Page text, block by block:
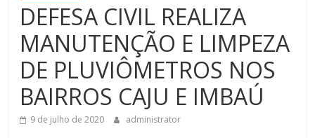
DEFESA CIVIL REALIZA
MANUTENÇÃO E LIMPEZA
DE PLUVIÔMETROS NOS
BAIRROS CAJU E IMBAÚ
9 de julho de 2020 administrator